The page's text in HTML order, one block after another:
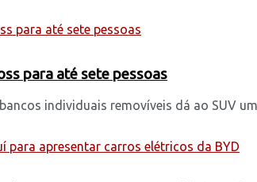
para até sete pessoas
individuais removíveis dá ao SUV